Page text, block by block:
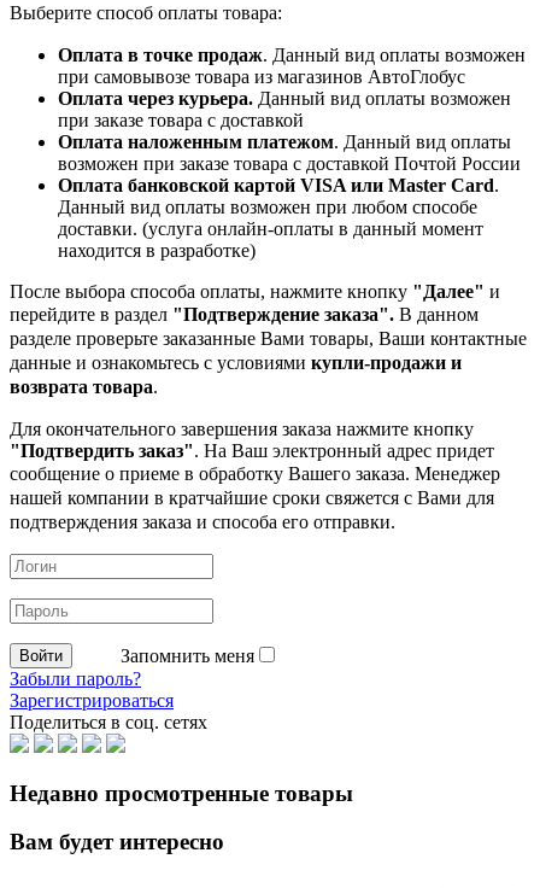
Выберите способ оплаты товара:
Оплата в точке продаж. Данный вид оплаты возможен
при самовывозе товара из магазинов АвтоГлобус
Оплата через курьера. Данный вид оплаты возможен
при заказе товара с доставкой
Оплата наложенным платежом. Данный вид оплаты
возможен при заказе товара с доставкой Почтой России
Оплата банковской картой VISA или Master Card.
Данный вид оплаты возможен при любом способе
доставки. (услуга онлайн-оплаты в данный момент
находится в разработке)
После выбора способа оплаты, нажмите кнопку "Далее" и
перейдите в раздел "Подтверждение заказа". В данном
разделе проверьте заказанные Вами товары, Ваши контактные
данные и ознакомьтесь с условиями купли-продажи и
возврата товара.
Для окончательного завершения заказа нажмите кнопку
"Подтвердить заказ". На Ваш электронный адрес придет
сообщение о приеме в обработку Вашего заказа. Менеджер
нашей компании в кратчайшие сроки свяжется с Вами для
подтверждения заказа и способа его отправки.
Запомнить меня
Забыли пароль?
Зарегистрироваться
Поделиться в соц. сетях
Недавно просмотренные товары
Вам будет интересно